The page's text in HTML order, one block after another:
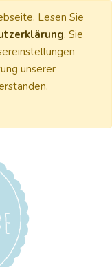
Lesen Sie
. Sie
unserer